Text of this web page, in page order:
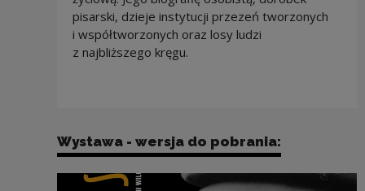
pisarski, dzieje instytucji przezeń tworzonych
i współtworzonych oraz losy ludzi
z najbliższego kręgu.
Wystawa - wersja do pobrania: